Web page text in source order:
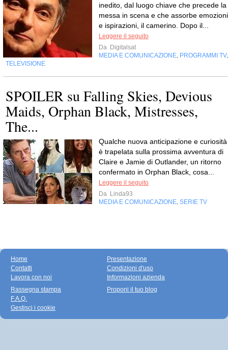
inedito, dal luogo chiave che precede la
messa in scena e che assorbe emozioni
e ispirazioni, il camerino. Dopo il...
Leggere il seguito
Da Digitalsat
MEDIA E COMUNICAZIONE PROGRAMMI TV
TELEVISIONE
SPOILER su Falling Skies, Devious
Maids, Orphan Black, Mistresses,
The...
Qualche nuova anticipazione e curiosità
è trapelata sulla prossima avventura di
Claire e Jamie di Outlander, un ritorno
confermato in Orphan Black, cosa...
Leggere il seguito
Da Linda93
MEDIA E COMUNICAZIONE SERIE TV
Home
Contatti
Lavora con noi
Presentazione
Condizioni d'uso
Informazioni azienda
Rassegna stampa
F.A.Q.
Gestisci i cookie
Proponi il tuo blog